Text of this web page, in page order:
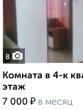
8
Комната в 4-к
этаж
7 000 ₽ в месяц